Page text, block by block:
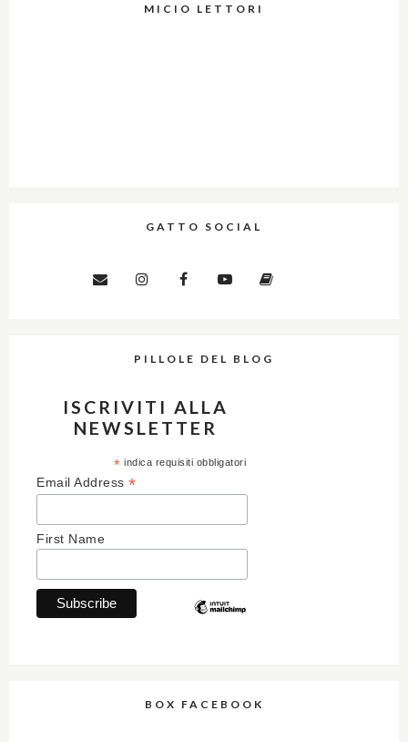
MICIO LETTORI
GATTO SOCIAL
PILLOLE DEL BLOG
ISCRIVITI ALLA
NEWSLETTER
* indica requisiti obbligatori
Email Address *
First Name
BOX FACEBOOK